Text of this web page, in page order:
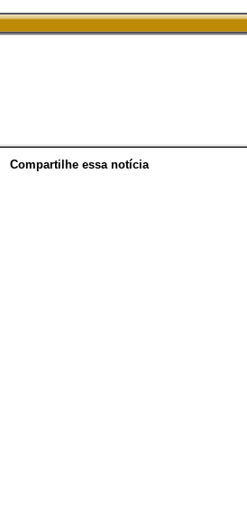
Compartilhe essa notícia